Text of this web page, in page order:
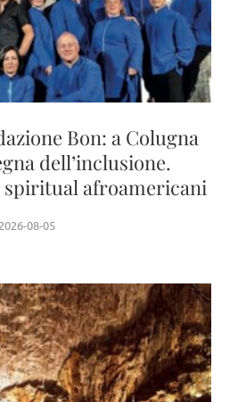
Bon: a Colugna
dell’inclusione.
spiritual afroamericani
2026-08-05